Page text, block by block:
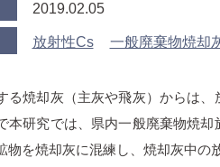
2019.02.05
放射性Cs 一般廃棄物焼却
焼却灰（主灰や飛灰）からは
本研究では、県内一般廃棄物焼
物を焼却灰に混練し、焼却灰中